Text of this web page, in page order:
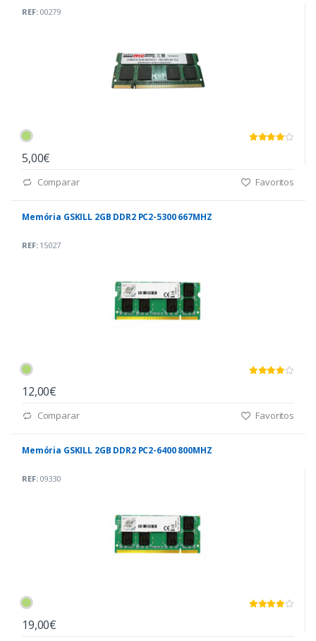
REF:00279
5,00€
Comparar Favoritos
Memória GSKILL 2GB DDR2 PC2-5300 667MHZ
REF:15027
12,00€
Comparar Favoritos
Memória GSKILL 2GB DDR2 PC2-6400 800MHZ
REF:09330
19,00€